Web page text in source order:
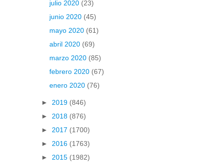
julio 2020 (23)
junio 2020 (45)
mayo 2020 (61)
abril 2020 (69)
marzo 2020 (85)
febrero 2020 (67)
enero 2020 (76)
► 2019 (846)
► 2018 (876)
► 2017 (1700)
► 2016 (1763)
► 2015 (1982)